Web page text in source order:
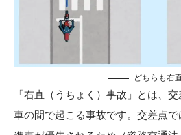
どちらも右
「右直（うちょく）事故」とは、
車の間で起こる事故です。交差点